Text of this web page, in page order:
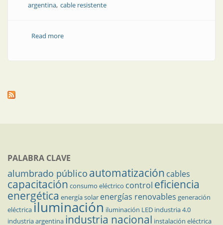
argentina cable resistente
Read moreabout Los desafíos de los cables en la industria de gas
PALABRA CLAVE
alumbrado público automatización cables
capacitación consumo eléctrico control eficiencia
energética energía solar energías renovables generación
eléctricailuminación iluminación LED industria 4.0
industria argentina industria nacional instalación eléctrica